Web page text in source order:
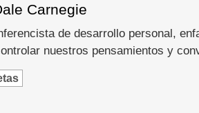
Carnegie
de desarrollo personal,
nuestros pensamientos y